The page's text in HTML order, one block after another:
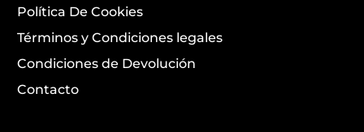
Política De Cookies
Términos y Condiciones legales
Condiciones de Devolución
Contacto